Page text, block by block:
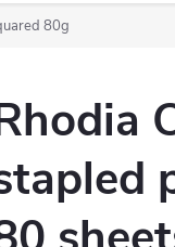
80g